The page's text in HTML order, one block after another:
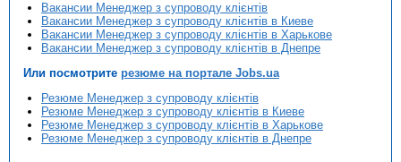
Вакансии Менеджер з супроводу клієнтів
Вакансии Менеджер з супроводу клієнтів в Киеве
Вакансии Менеджер з супроводу клієнтів в Харькове
Вакансии Менеджер з супроводу клієнтів в Днепре
Или посмотрите резюме на портале Jobs.ua
Резюме Менеджер з супроводу клієнтів
Резюме Менеджер з супроводу клієнтів в Киеве
Резюме Менеджер з супроводу клієнтів в Харькове
Резюме Менеджер з супроводу клієнтів в Днепре